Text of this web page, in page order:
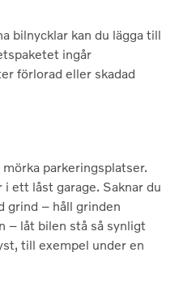
bilnycklar kan du lägga till
ingår
förlorad eller skadad
parkeringsplatser.
ett låst garage. Saknar du
grind – håll grinden
– låt bilen stå så synligt
till exempel under en